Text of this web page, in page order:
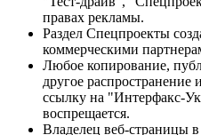
правах рекламы.
Раздел Спецпроекты
коммерческими
Любое копирование,
другое
ссылку на "Интерфакс-
воспрещается.
Владелец веб-страницы